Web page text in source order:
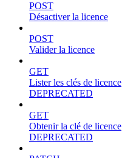
POST
Désactiver la licence
POST
Valider la licence
GET
Lister les clés de licence
DEPRECATED
GET
Obtenir la clé de licence
DEPRECATED